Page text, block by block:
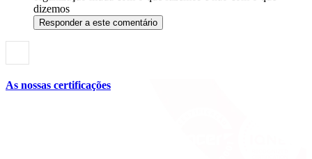
dizemos
Responder a este comentário
As nossas certificações